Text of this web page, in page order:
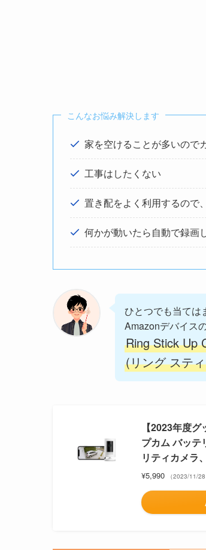
こんなお悩み解決します
家を空けることが多いので
工事はしたくない
置き配をよく利用するので
何かが動いたら自動で録画
ひとつでも当ては
Amazonデバイス
Ring Stick Up
(リング ステ
【2023年度
プカム バッテ
リティカメラ
¥5,990 （2023/11/